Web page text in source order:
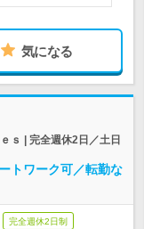
気になる
ｓ | 完全週休2日／土日
トワーク可／転勤な
完全週休2日制